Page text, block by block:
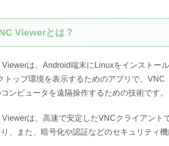
Viewerとは？
は、Android端末にLinuxをインストー
トップ環境を表示するためのアプリで、VNC
ンピュータを遠隔操作するための技術です。
は、高速で安定したVNCクライアント
、また、暗号化や認証などのセキュリティ機